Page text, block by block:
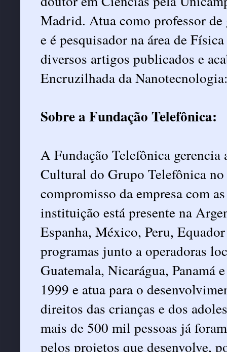
Madrid. Atua como professor de
e é pesquisador na área de
diversos artigos publicados e
Encruzilhada da
Sobre a Fundação Telefônica:
A Fundação Telefônica
Cultural do Grupo Telefônica
compromisso da empresa com
instituição está presente na
Espanha, México, Peru,
programas junto a operadoras
Guatemala, Nicarágua,
1999 e atua para o
direitos das crianças e dos
mais de 500 mil pessoas já
pelos projetos que desenvolve,